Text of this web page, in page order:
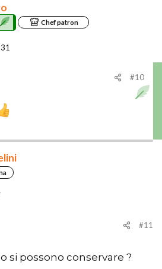
Chef patron
#10
#11
si possono conservare ?